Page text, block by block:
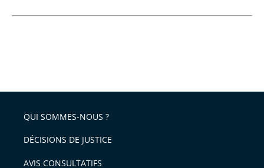
QUI SOMMES-NOUS ?
DÉCISIONS DE JUSTICE
AVIS CONSULTATIFS